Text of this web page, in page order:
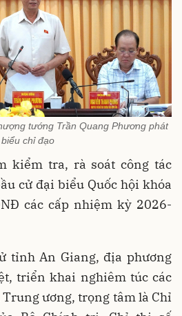
tướng Trần Quang Phương phát
biểu chỉ đạo
kiểm tra, rà soát công tác
cử đại biểu Quốc hội khóa
các cấp nhiệm kỳ 2026-
tỉnh An Giang, địa phương
triển khai nghiêm túc các
ương, trọng tâm là Chỉ